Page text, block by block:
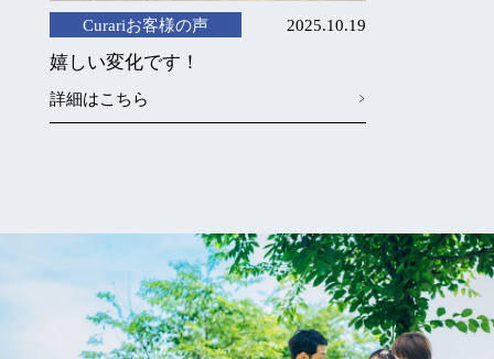
嬉しい変化です！
Curariお客様の声 2025.10.19
詳細はこちら